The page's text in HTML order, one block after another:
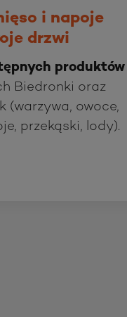
produktów
Biedronki oraz
(warzywa, owoce,
przekąski, lody).
i napoje
drzwi